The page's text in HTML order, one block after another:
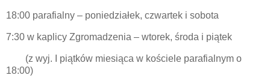
18:00 parafialny – poniedziałek, czwartek i sobota
7:30 w kaplicy Zgromadzenia – wtorek, środa i piątek
(z wyj. I piątków miesiąca w kościele parafialnym o
18:00)